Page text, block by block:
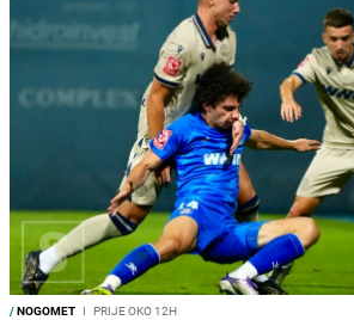
/NOGOMET I PRIJE OKO 12H